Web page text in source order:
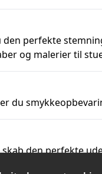
den perfekte
og malerier til
du
den perfekte